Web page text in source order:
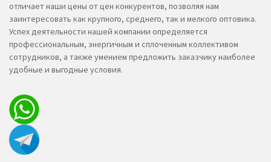
отличает наши цены от цен конкурентов, позволяя нам
заинтересовать как крупного, среднего, так и мелкого оптовика.
Успех деятельности нашей компании определяется
профессиональным, энергичным и сплоченным коллективом
сотрудников, а также умением предложить заказчику наиболее
удобные и выгодные условия.